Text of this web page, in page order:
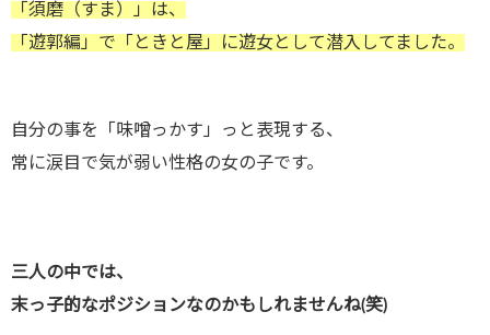
「須磨（すま）」は、
「遊郭編」で「ときと屋」に遊女として潜入してました。
自分の事を「味噌っかす」っと表現する、
常に涙目で気が弱い性格の女の子です。
三人の中では、
末っ子的なポジションなのかもしれませんね(笑)